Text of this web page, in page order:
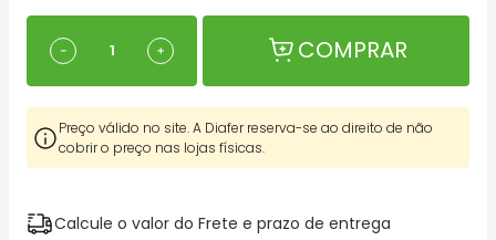
＋
－ COMPRAR
Preço válido no site. A Diafer reserva-se ao direito de não
cobrir o preço nas lojas físicas.
Calcule o valor do Frete e prazo de entrega